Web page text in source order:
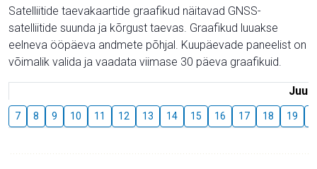
Satelliitide taevakaartide graafikud näitavad GNSS-
satelliitide suunda ja kõrgust taevas. Graafikud luuakse
eelneva ööpäeva andmete põhjal. Kuupäevade paneelist on
võimalik valida ja vaadata viimase 30 päeva graafikuid.
Juuli
7 8 9 10 11 12 13 14 15 16 17 18 19